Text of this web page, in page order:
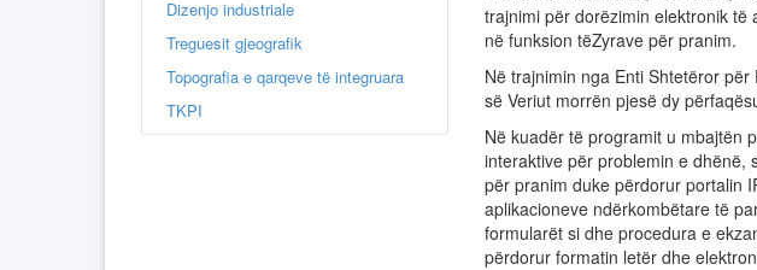
Dizenjo industriale
Treguesit gjeografik
Topografia e qarqeve të integruara
TKPI
trajnimi për dorëzimin elektronik
në funksion tëZyrave për pranim.
Në trajnimin nga Enti Shtetëror
së Veriut morrën pjesë dy
Në kuadër të programit u mbajtën
interaktive për problemin e dhënë,
për pranim duke përdorur portalin
aplikacioneve ndërkombëtare të
formularët si dhe procedura e
përdorur formatin letër dhe